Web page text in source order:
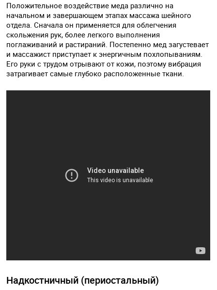
Положительное воздействие меда различно на
начальном и завершающем этапах массажа шейного
отдела. Сначала он применяется для облегчения
скольжения рук, более легкого выполнения
поглаживаний и растираний. Постепенно мед загустевает
и массажист приступает к энергичным похлопываниям.
Его руки с трудом отрывают от кожи, поэтому вибрация
затрагивает самые глубоко расположенные ткани.
Надкостничный (периостальный)